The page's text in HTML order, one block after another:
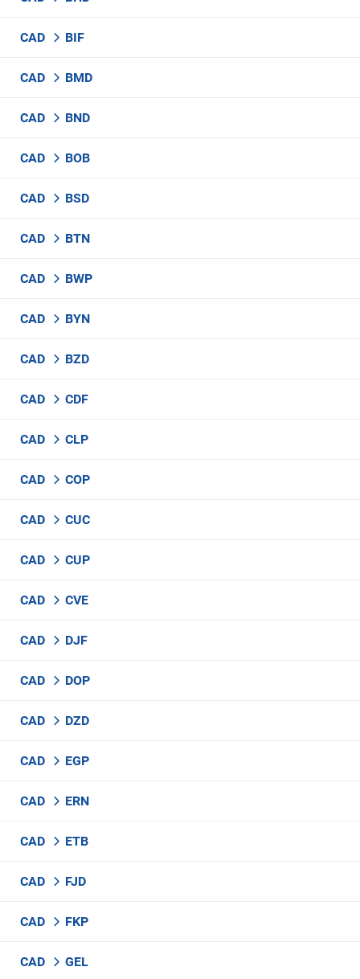
CAD BIF
CAD BMD
CAD BND
CAD BOB
CAD BSD
CAD BTN
CAD BWP
CAD BYN
CAD BZD
CAD CDF
CAD CLP
CAD COP
CAD CUC
CAD CUP
CAD CVE
CAD DJF
CAD DOP
CAD DZD
CAD EGP
CAD ERN
CAD ETB
CAD FJD
CAD FKP
CAD GEL